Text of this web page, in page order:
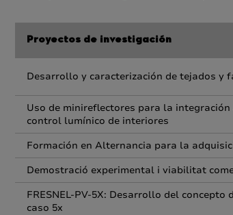
Proyectos de investigación
Desarrollo y caracterización de tejados
Uso de minireflectores para la
control lumínico de interiores
Formación en Alternancia para la
Demostració experimental i viabilitat
FRESNEL-PV-5X: Desarrollo del
caso 5x